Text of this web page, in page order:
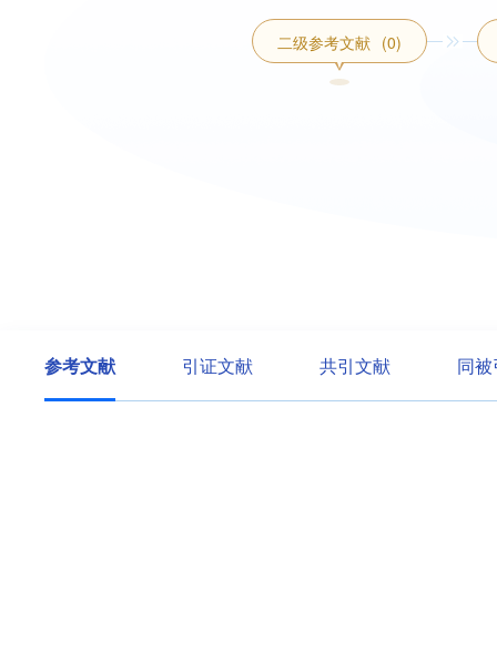
二级参考文献 (0)
参考文献 引证文献 共引文献 同